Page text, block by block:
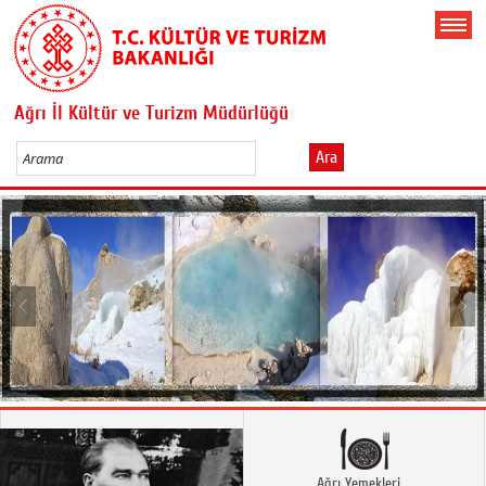
Ağrı İl Kültür ve Turizm Müdürlüğü
Ara